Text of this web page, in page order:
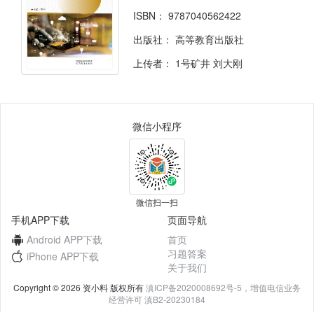
ISBN： 9787040562422
出版社： 高等教育出版社
上传者： 1号矿井 刘大刚
微信小程序
微信扫一扫
手机APP下载
Android APP下载
iPhone APP下载
页面导航
首页
习题答案
关于我们
Copyright © 2026 资小料 版权所有滇ICP备2020008692号-5，增值电信业务
经营许可 滇B2-20230184